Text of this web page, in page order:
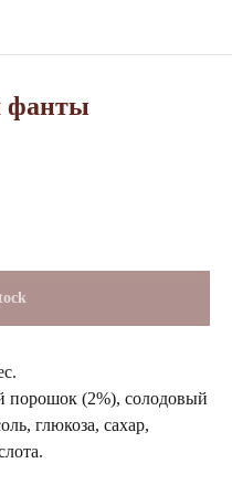
фанты
порошок (2%), солодовый
глюкоза, сахар,